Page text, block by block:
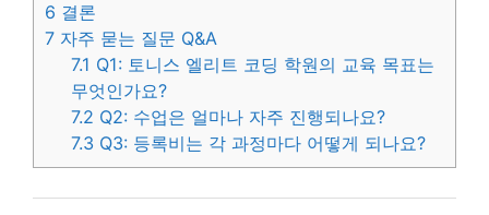
6 결론
7 자주 묻는 질문 Q&A
7.1 Q1: 토니스 엘리트 코딩 학원의 교육 목표는
무엇인가요?
7.2 Q2: 수업은 얼마나 자주 진행되나요?
7.3 Q3: 등록비는 각 과정마다 어떻게 되나요?